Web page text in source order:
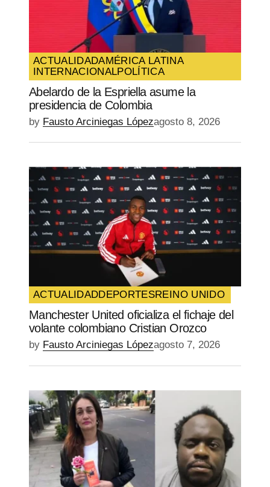
ACTUALIDADAMÉRICA LATINA
INTERNACIONALPOLÍTICA
Abelardo de la Espriella asume la
presidencia de Colombia
by Fausto Arciniegas Lópezagosto 8, 2026
ACTUALIDADDEPORTESREINO UNIDO
Manchester United oficializa el fichaje del
volante colombiano Cristian Orozco
by Fausto Arciniegas Lópezagosto 7, 2026